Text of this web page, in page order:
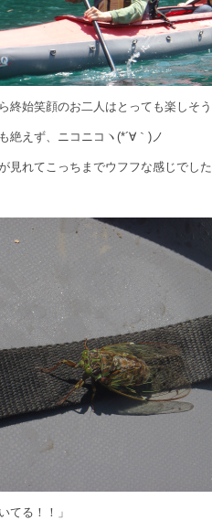
終始笑顔のお二人はとっても楽しそう
絶えず、ニコニコヽ(*´∀｀)ノ
見れてこっちまでウフフな感じでした
てる！！」